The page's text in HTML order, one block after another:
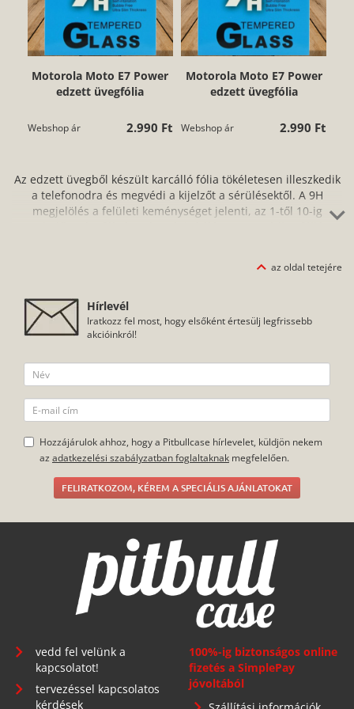
Motorola Moto E7 Power
edzett üvegfólia
Webshop ár 2.990 Ft
Motorola Moto E7 Power
edzett üvegfólia
Webshop ár 2.990 Ft
Az edzett üvegből készült karcálló fólia tökéletesen illeszkedik
a telefonodra és megvédi a kijelzőt a sérülésektől. A 9H
megjelölés a felületi keménységet jelenti, az 1-től 10-ig
protektornak a védelem mellett számos előnye van: nem
az oldal tetejére
Hírlevél
Iratkozz fel most, hogy elsőként értesülj legfrissebb
akcióinkról!
Hozzájárulok ahhoz, hogy a Pitbullcase hírlevelet, küldjön nekem
az adatkezelési szabályzatban foglaltaknak megfelelően.
FELIRATKOZOM, KÉREM A SPECIÁLIS AJÁNLATOKAT
vedd fel velünk a
kapcsolatot!
tervezéssel kapcsolatos
kérdések
100%-ig biztonságos online
fizetés a SimplePay
jóvoltából